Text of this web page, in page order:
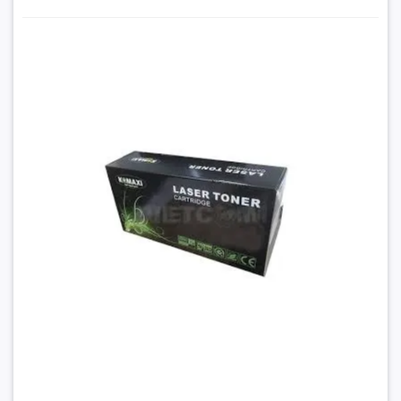
: Mực tương thích
Đặt trước sản phẩm để nhận thêm nhiều ưu đãi bạn